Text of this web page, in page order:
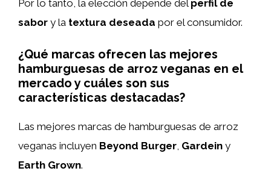
Por lo tanto, la elección depende del perfil de
sabor y la textura deseada por el consumidor.
¿Qué marcas ofrecen las mejores
hamburguesas de arroz veganas en el
mercado y cuáles son sus
características destacadas?
Las mejores marcas de hamburguesas de arroz
veganas incluyen Beyond Burger, Gardein y
Earth Grown.